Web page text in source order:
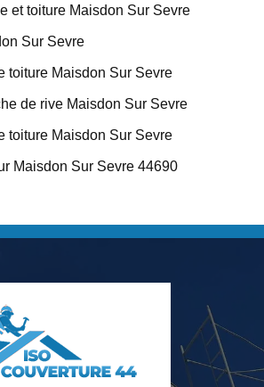
et toiture Maisdon Sur Sevre
Sur Sevre
toiture Maisdon Sur Sevre
de rive Maisdon Sur Sevre
toiture Maisdon Sur Sevre
Maisdon Sur Sevre 44690